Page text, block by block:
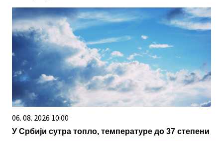
06. 08. 2026 10:00
У Србији сутра топло, температуре до 37 степени